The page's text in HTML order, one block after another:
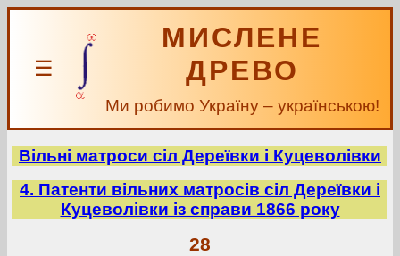
☰
МИСЛЕНЕ
ДРЕВО
Ми робимо Україну – українською!
Вільні матроси сіл Дереївки і Куцеволівки
4. Патенти вільних матросів сіл Дереївки і
Куцеволівки із справи 1866 року
28